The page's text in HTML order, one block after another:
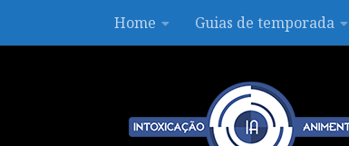
Skip to contentHome Guias de temporada